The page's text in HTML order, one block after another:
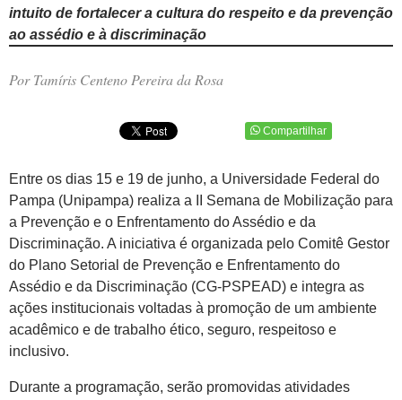
intuito de fortalecer a cultura do respeito e da prevenção
ao assédio e à discriminação
Por Tamíris Centeno Pereira da Rosa
Compartilhar
Entre os dias 15 e 19 de junho, a Universidade Federal do
Pampa (Unipampa) realiza a II Semana de Mobilização para
a Prevenção e o Enfrentamento do Assédio e da
Discriminação. A iniciativa é organizada pelo Comitê Gestor
do Plano Setorial de Prevenção e Enfrentamento do
Assédio e da Discriminação (CG-PSPEAD) e integra as
ações institucionais voltadas à promoção de um ambiente
acadêmico e de trabalho ético, seguro, respeitoso e
inclusivo.
Durante a programação, serão promovidas atividades